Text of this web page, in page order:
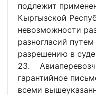
подлежит
Кыргызской
невозможности
разногласий
разрешению в
23.
гарантийное
всеми